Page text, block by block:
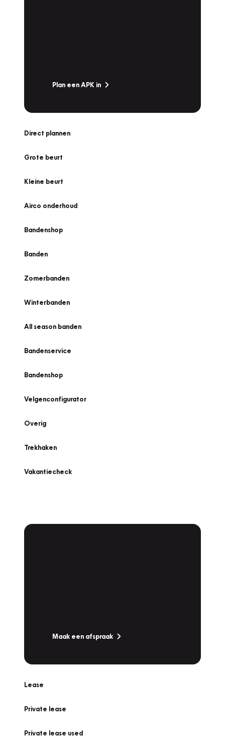
Plan een APK in
Direct plannen
Grote beurt
Kleine beurt
Airco onderhoud
Bandenshop
Banden
Zomerbanden
Winterbanden
All season banden
Bandenservice
Bandenshop
Velgenconfigurator
Overig
Trekhaken
Vakantiecheck
Maak een afspraak
Lease
Private lease
Private lease used